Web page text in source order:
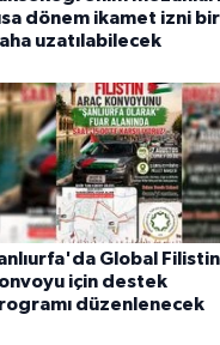
dönem ikamet izni bir
uzatılabilecek
Global Filistin
için destek
düzenlenecek